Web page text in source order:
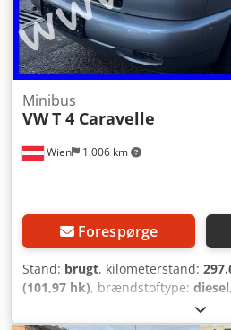
Wien 1.006 km
Minibus
VWT 4 Caravelle
Forespørge
Stand: brugt, kilometerstand:
(101,97 hk), brændstoftype: diesel
, første
emissionsklasse:Euro 3, farve: